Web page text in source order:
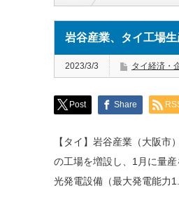
岩谷産業、タイ工場
2023/3/3 タイ経済・
Post Share
【タイ】岩谷産業（大阪
の工場を増設し、1月に量
光発電設備（最大発電能力